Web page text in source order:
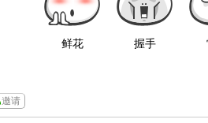
鲜花 握手
邀请